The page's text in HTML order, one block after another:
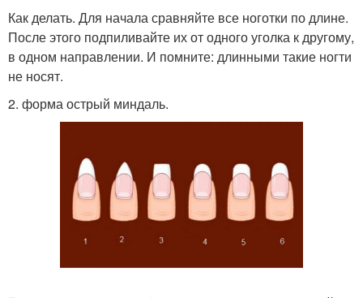
Как делать. Для начала сравняйте все ноготки по длине.
После этого подпиливайте их от одного уголка к другому,
в одном направлении. И помните: длинными такие ногти
не носят.
2. форма острый миндаль.